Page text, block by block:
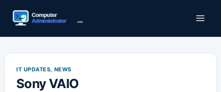
Inhalt
IT UPDATES, NEWS
Sony VAIO